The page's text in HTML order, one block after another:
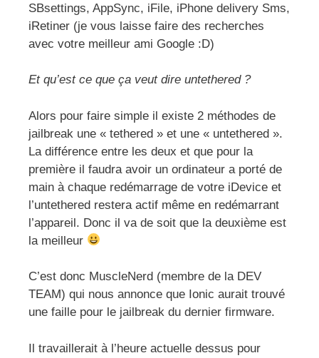
SBsettings, AppSync, iFile, iPhone delivery Sms,
iRetiner (je vous laisse faire des recherches
avec votre meilleur ami Google :D)
Et qu’est ce que ça veut dire untethered ?
Alors pour faire simple il existe 2 méthodes de
jailbreak une « tethered » et une « untethered ».
La différence entre les deux et que pour la
première il faudra avoir un ordinateur a porté de
main à chaque redémarrage de votre iDevice et
l’untethered restera actif même en redémarrant
l’appareil. Donc il va de soit que la deuxième est
la meilleur
C’est donc MuscleNerd (membre de la DEV
TEAM) qui nous annonce que Ionic aurait trouvé
une faille pour le jailbreak du dernier firmware.
Il travaillerait à l’heure actuelle dessus pour